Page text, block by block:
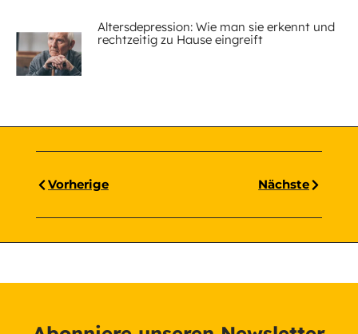
Altersdepression: Wie man sie erkennt und
rechtzeitig zu Hause eingreift
Vorherige Nächste